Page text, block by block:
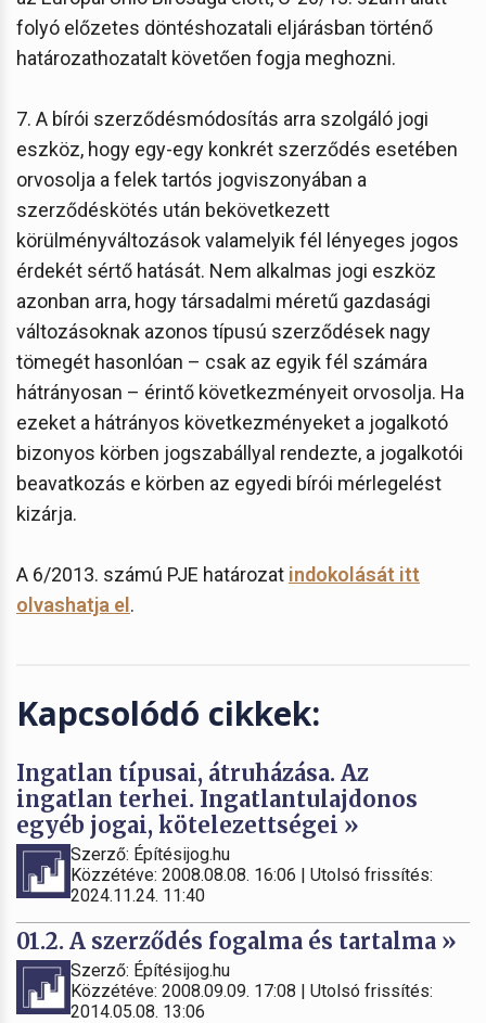
folyó előzetes döntéshozatali eljárásban történő
határozathozatalt követően fogja meghozni.
7. A bírói szerződésmódosítás arra szolgáló jogi
eszköz, hogy egy-egy konkrét szerződés esetében
orvosolja a felek tartós jogviszonyában a
szerződéskötés után bekövetkezett
körülményváltozások valamelyik fél lényeges jogos
érdekét sértő hatását. Nem alkalmas jogi eszköz
azonban arra, hogy társadalmi méretű gazdasági
változásoknak azonos típusú szerződések nagy
tömegét hasonlóan – csak az egyik fél számára
hátrányosan – érintő következményeit orvosolja. Ha
ezeket a hátrányos következményeket a jogalkotó
bizonyos körben jogszabállyal rendezte, a jogalkotói
beavatkozás e körben az egyedi bírói mérlegelést
kizárja.
A 6/2013. számú PJE határozat indokolását itt
olvashatja el.
Kapcsolódó cikkek:
Ingatlan típusai, átruházása. Az
ingatlan terhei. Ingatlantulajdonos
egyéb jogai, kötelezettségei »
Szerző: Építésijog.hu
Közzétéve: 2008.08.08. 16:06 | Utolsó frissítés:
2024.11.24. 11:40
01.2. A szerződés fogalma és tartalma »
Szerző: Építésijog.hu
Közzétéve: 2008.09.09. 17:08 | Utolsó frissítés:
2014.05.08. 13:06